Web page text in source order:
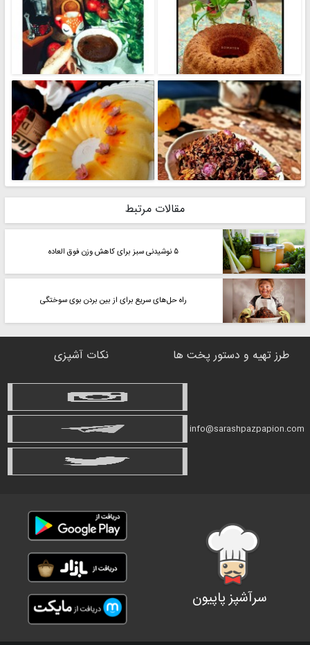
مقالات مرتبط
۵ نوشیدنی سبز برای کاهش وزن فوق العاده
راه حل‌های سریع برای از بین بردن بوی سوختگی
طرز تهیه و دستور پخت ها نکات آشپزی
info@sarashpazpapion.com
سرآشپز پاپیون